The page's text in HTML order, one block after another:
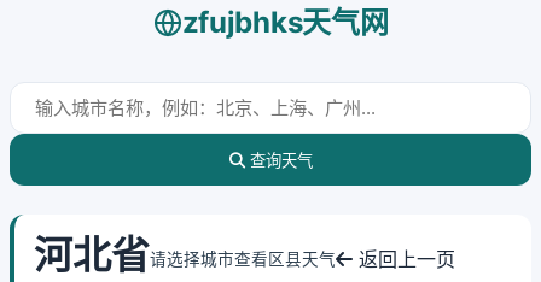
zfujbhks天气网
查询天气
河北省请选择城市查看区县天气 返回上一页